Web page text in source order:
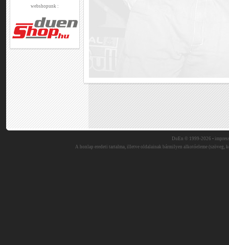
webshopunk :
DuEn © 1999-2026 •
A honlap eredeti tartalma, illetve oldalainak bármilyen alkotóeleme (szöveg,